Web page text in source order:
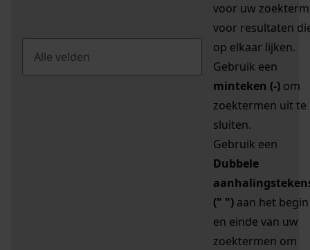
voor uw zoekterm
voor resultaten
op elkaar lijken.
Gebruik een
minteken (-) om
zoektermen uit te
sluiten.
Gebruik een
Dubbele
(" ") aan het begin
en einde van uw
zoektermen om